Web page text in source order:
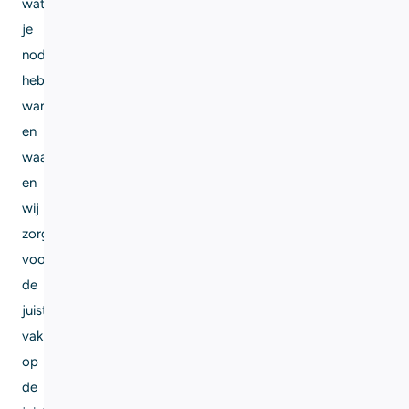
wat
je
nodig
hebt,
wanneer
en
waar,
en
wij
zorgen
voor
de
juiste
vakman
op
de